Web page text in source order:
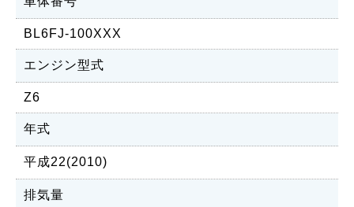
BL6FJ-100XXX
エンジン型式
Z6
年式
平成22(2010)
排気量